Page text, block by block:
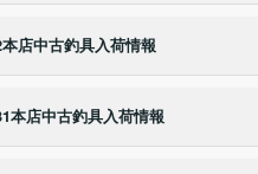
店中古釣具入荷情報
本店中古釣具入荷情報